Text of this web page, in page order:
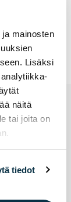
mainosten
Lisäksi
näitä
tai joita on
tiedot